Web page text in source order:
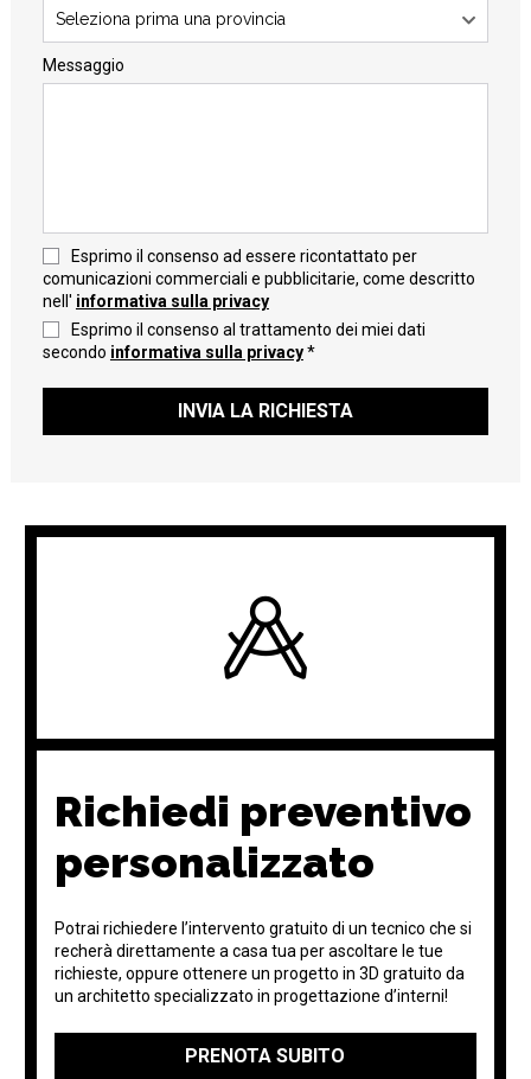
Seleziona prima una provincia
Messaggio
Esprimo il consenso ad essere ricontattato per
comunicazioni commerciali e pubblicitarie, come descritto
nell' informativa sulla privacy
Esprimo il consenso al trattamento dei miei dati
secondo informativa sulla privacy*
INVIA LA RICHIESTA
Richiedi preventivo
personalizzato
Potrai richiedere l’intervento gratuito di un tecnico che si
recherà direttamente a casa tua per ascoltare le tue
richieste, oppure ottenere un progetto in 3D gratuito da
un architetto specializzato in progettazione d’interni!
PRENOTA SUBITO